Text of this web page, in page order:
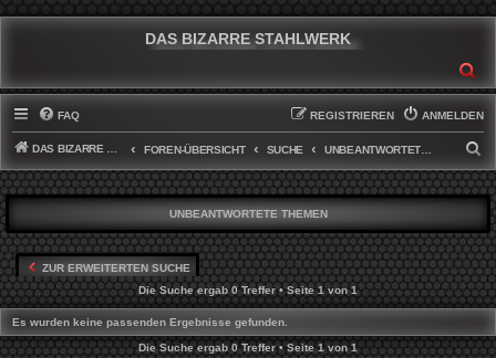
DAS BIZARRE STAHLWERK
FAQ ANMELDEN
REGISTRIEREN
DAS BIZARRE STAHLWERK FOREN-ÜBERSICHT SUCHE
U
C
H
E
UNBEANTWORTETE THEMEN
ZUR ERWEITERTEN SUCHE
Die Suche ergab 0 Treffer • Seite1von1
Es wurden keine passenden Ergebnisse gefunden.
Die Suche ergab 0 Treffer • Seite1von1